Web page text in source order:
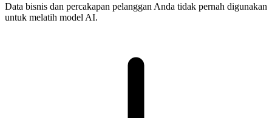
Data bisnis dan percakapan pelanggan Anda tidak pernah digunakan
untuk melatih model AI.